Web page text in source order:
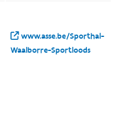
www.asse.be/Sporthal-
Waalborre-Sportloods